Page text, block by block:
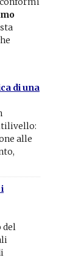
di una
alle
del